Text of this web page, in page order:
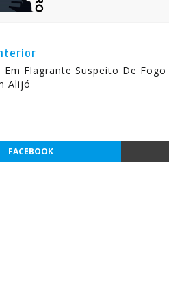
Em Flagrante Suspeito De Fogo
Alijó
FACEBOOK